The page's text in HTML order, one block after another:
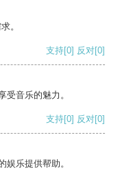
。
支持[0] 反对[0]
受音乐的魅力。
支持[0] 反对[0]
娱乐提供帮助。